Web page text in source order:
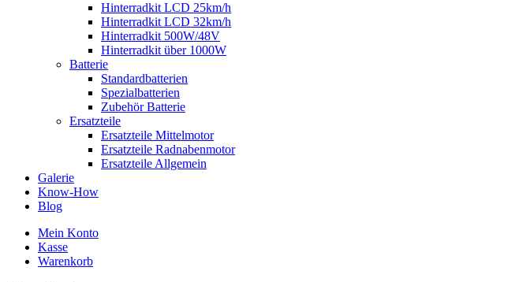
Hinterradkit LCD 25km/h
Hinterradkit LCD 32km/h
Hinterradkit 500W/48V
Hinterradkit über 1000W
Batterie
Standardbatterien
Spezialbatterien
Zubehör Batterie
Ersatzteile
Ersatzteile Mittelmotor
Ersatzteile Radnabenmotor
Ersatzteile Allgemein
Galerie
Know-How
Blog
Mein Konto
Kasse
Warenkorb